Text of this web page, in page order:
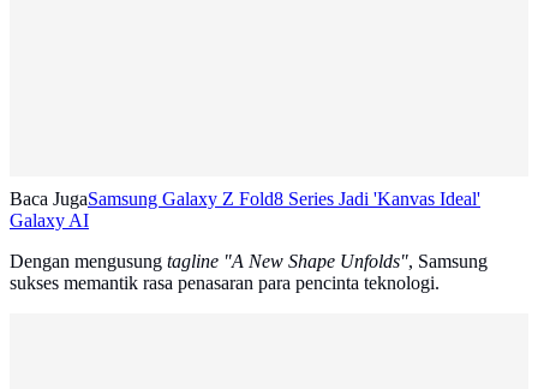
Baca JugaSamsung Galaxy Z Fold8 Series Jadi 'Kanvas Ideal'
Galaxy AI
Dengan mengusung tagline "A New Shape Unfolds", Samsung
sukses memantik rasa penasaran para pencinta teknologi.